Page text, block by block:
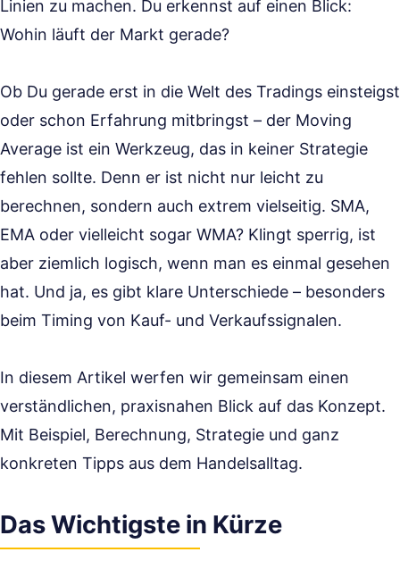
Linien zu machen. Du erkennst auf einen Blick:
Wohin läuft der Markt gerade?
Ob Du gerade erst in die Welt des Tradings einsteigst
oder schon Erfahrung mitbringst – der Moving
Average ist ein Werkzeug, das in keiner Strategie
fehlen sollte. Denn er ist nicht nur leicht zu
berechnen, sondern auch extrem vielseitig. SMA,
EMA oder vielleicht sogar WMA? Klingt sperrig, ist
aber ziemlich logisch, wenn man es einmal gesehen
hat. Und ja, es gibt klare Unterschiede – besonders
beim Timing von Kauf- und Verkaufssignalen.
In diesem Artikel werfen wir gemeinsam einen
verständlichen, praxisnahen Blick auf das Konzept.
Mit Beispiel, Berechnung, Strategie und ganz
konkreten Tipps aus dem Handelsalltag.
Das Wichtigste in Kürze